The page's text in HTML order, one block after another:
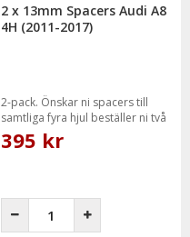
2 x 13mm Spacers Audi A8
4H (2011-2017)
2-pack. Önskar ni spacers till
samtliga fyra hjul beställer ni två
paket.
395 kr